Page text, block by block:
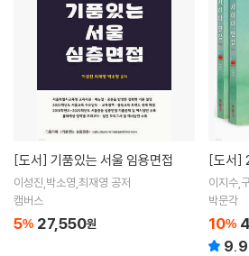
[도서] 기품있는 서울 임용면접
이성진,박소영,최재영 공저
캠버스
5% 27,550원
[도서]
이지수,
박문각
10%
9.9